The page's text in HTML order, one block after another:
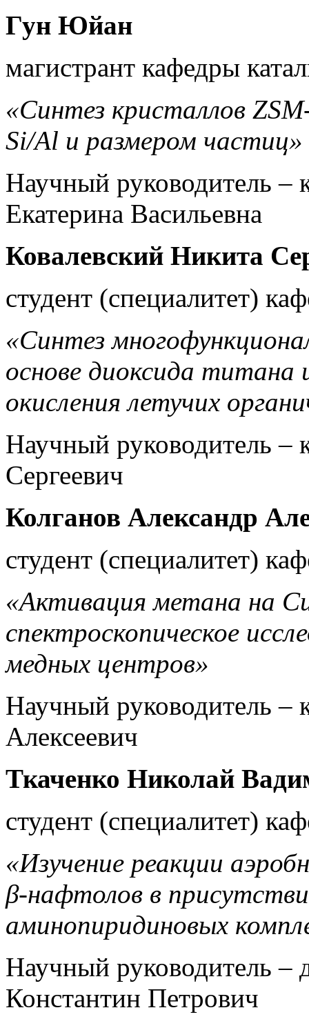
Гун Юйан
магистрант кафедры
«Синтез кристаллов
Si/Al и размером частиц»
Научный руководитель –
Екатерина Васильевна
Ковалевский Никита
студент (специалитет)
«Синтез
основе диоксида титана
окисления летучих
Научный руководитель
Сергеевич
Колганов Александр
студент (специалитет)
«Активация метана на
спектроскопическое
медных центров»
Научный руководитель –
Алексеевич
Ткаченко Николай
студент (специалитет)
«Изучение реакции
β-нафтолов в
аминопиридиновых
Научный руководитель –
Константин Петрович